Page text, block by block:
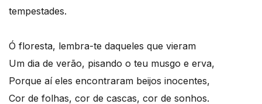
tempestades.
Ó floresta, lembra-te daqueles que vieram
Um dia de verão, pisando o teu musgo e erva,
Porque aí eles encontraram beijos inocentes,
Cor de folhas, cor de cascas, cor de sonhos.